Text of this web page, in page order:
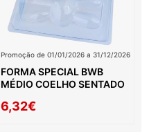
Promoção de 01/01/2026 a 31/12/2026
FORMA SPECIAL BWB
MÉDIO COELHO SENTADO
6,32€